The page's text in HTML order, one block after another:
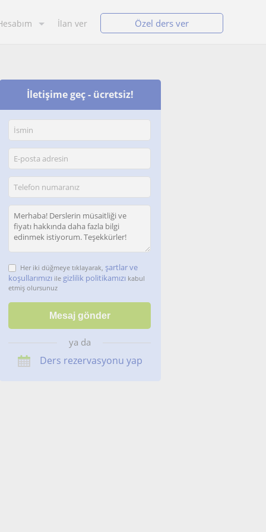
İlan ver Özel ders ver
İletişime geç - ücretsiz!
Her iki düğmeye tıklayarak, şartlar ve
koşullarımızı ile gizlilik politikamızı kabul
etmiş olursunuz
ya da
Ders rezervasyonu yap